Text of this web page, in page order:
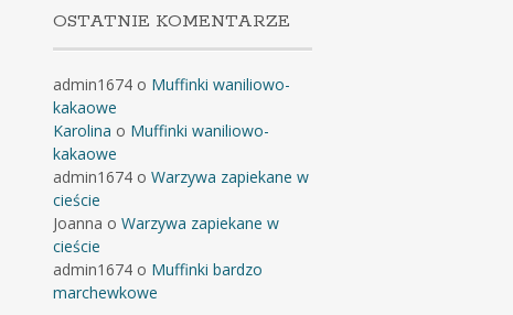
OSTATNIE KOMENTARZE
admin1674o Muffinki waniliowo-
kakaowe
Karolina o Muffinki waniliowo-
kakaowe
admin1674o Warzywa zapiekane w
cieście
Joanna o Warzywa zapiekane w
cieście
admin1674o Muffinki bardzo
marchewkowe